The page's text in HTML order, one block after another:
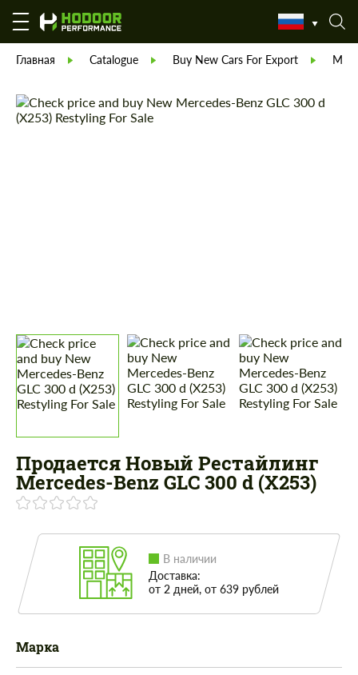
Главная Catalogue Buy New Cars For Export
Продается Новый Рестайлинг
Mercedes-Benz GLC 300 d (X253)
В наличии
Доставка:
от 2 дней, от 639 рублей
Марка